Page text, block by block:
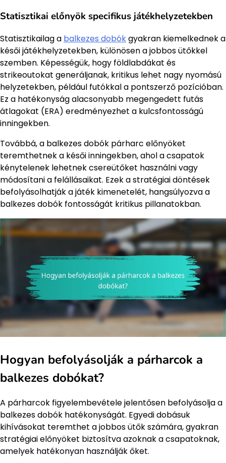
Statisztikai előnyök specifikus játékhelyzetekben
Statisztikailag a balkezes dobókgyakran kiemelkednek a
késői játékhelyzetekben, különösen a jobbos ütőkkel
szemben. Képességük, hogy földlabdákat és
strikeoutokat generáljanak, kritikus lehet nagy nyomású
helyzetekben, például futókkal a pontszerző pozícióban.
Ez a hatékonyság alacsonyabb megengedett futás
átlagokat (ERA) eredményezhet a kulcsfontosságú
inningekben.
Továbbá, a balkezes dobók párharc előnyöket
teremthetnek a késői inningekben, ahol a csapatok
kénytelenek lehetnek csereütőket használni vagy
módosítani a felállásaikat. Ezek a stratégiai döntések
befolyásolhatják a játék kimenetelét, hangsúlyozva a
balkezes dobók fontosságát kritikus pillanatokban.
Hogyan befolyásolják a párharcok a
balkezes dobókat?
A párharcok figyelembevétele jelentősen befolyásolja a
balkezes dobók hatékonyságát. Egyedi dobásuk
kihívásokat teremthet a jobbos ütők számára, gyakran
stratégiai előnyöket biztosítva azoknak a csapatoknak,
amelyek hatékonyan használják őket.